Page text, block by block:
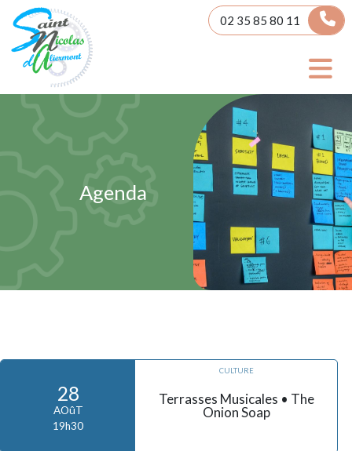
02 35 85 80 11
Agenda
28
AOûT
19h30
CULTURE
Terrasses Musicales • The
Onion Soap
Panneau de gestion des cookies